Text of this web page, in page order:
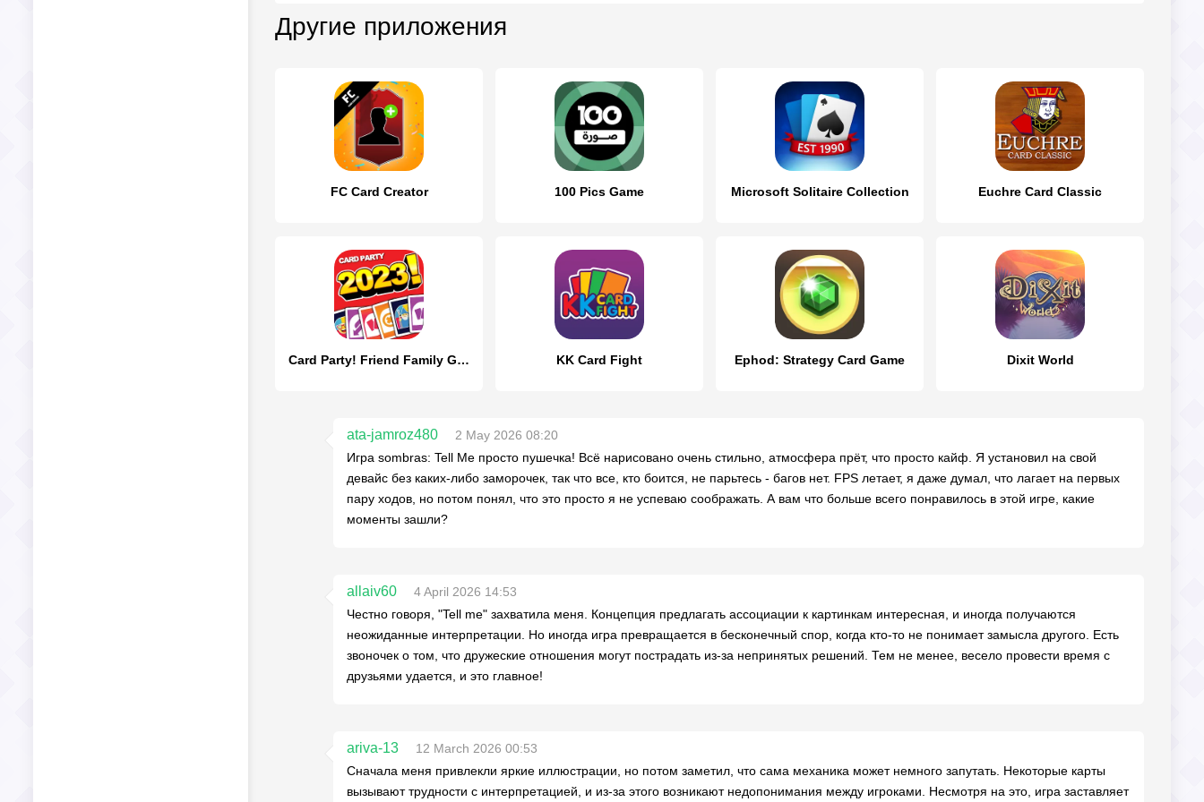
Другие приложения
FC Card Creator 100 Pics Game Microsoft Solitaire Collection Euchre Card Classic
Card Party! Friend Family Game KK Card Fight Ephod: Strategy Card Game Dixit World
ata-jamroz480
2 May 2026 08:20
Игра sombras: Tell Me просто пушечка! Всё нарисовано очень стильно, атмосфера прёт, что просто кайф. Я установил на свой
девайс без каких-либо заморочек, так что все, кто боится, не парьтесь - багов нет. FPS летает, я даже думал, что лагает на первых
пару ходов, но потом понял, что это просто я не успеваю соображать. А вам что больше всего понравилось в этой игре, какие
моменты зашли?
allaiv60
4 April 2026 14:53
Честно говоря, "Tell me" захватила меня. Концепция предлагать ассоциации к картинкам интересная, и иногда получаются
неожиданные интерпретации. Но иногда игра превращается в бесконечный спор, когда кто-то не понимает замысла другого. Есть
звоночек о том, что дружеские отношения могут пострадать из-за непринятых решений. Тем не менее, весело провести время с
друзьями удается, и это главное!
ariva-13
12 March 2026 00:53
Сначала меня привлекли яркие иллюстрации, но потом заметил, что сама механика может немного запутать. Некоторые карты
вызывают трудности с интерпретацией, и из-за этого возникают недопонимания между игроками. Несмотря на это, игра заставляет